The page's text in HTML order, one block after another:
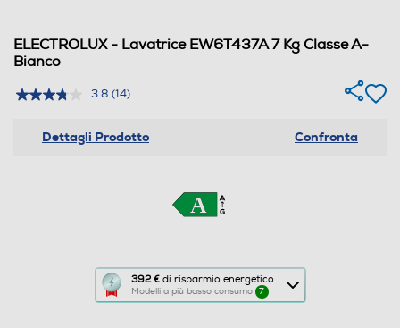
ELECTROLUX - Lavatrice EW6T437A 7 Kg Classe A-
Bianco
3.8 (14)
Dettagli Prodotto Confronta
392 €di risparmio energetico
Modelli a più basso consumo 7
Questa
azione